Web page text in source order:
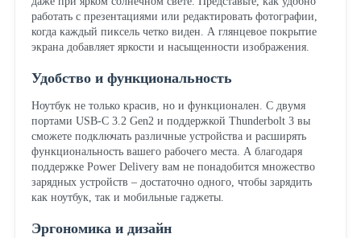
работать с презентациями или редактировать фотографии,
когда каждый пиксель четко виден. А глянцевое покрытие
экрана добавляет яркости и насыщенности изображения.
Удобство и функциональность
Ноутбук не только красив, но и функционален. С двумя
портами USB-C 3.2 Gen2 и поддержкой Thunderbolt 3 вы
сможете подключать различные устройства и расширять
функциональность вашего рабочего места. А благодаря
поддержке Power Delivery вам не понадобится множество
зарядных устройств – достаточно одного, чтобы зарядить
как ноутбук, так и мобильные гаджеты.
Эргономика и дизайн